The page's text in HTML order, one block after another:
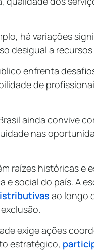
há variações
desigual a
enfrenta
de
ainda convive
nas
raízes históricas e
e social do país. A
ao longo
exige ações
estratégico,